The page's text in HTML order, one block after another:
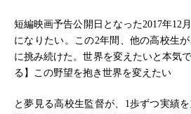
短編映画予告公開日となった2017年12
になりたい。この2年間、他の高校生
に挑み続けた。世界を変えたいと本気
る】この野望を抱き世界を変えたい
と夢見る高校生監督が、1歩ずつ実績